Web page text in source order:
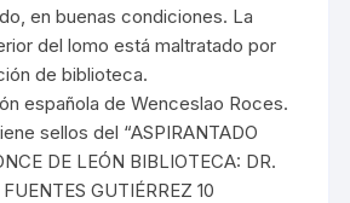
en buenas condiciones. La
del lomo está maltratado por
de biblioteca.
española de Wenceslao Roces.
sellos del “ASPIRANTADO
DE LEÓN BIBLIOTECA: DR.
GUTIÉRREZ 10